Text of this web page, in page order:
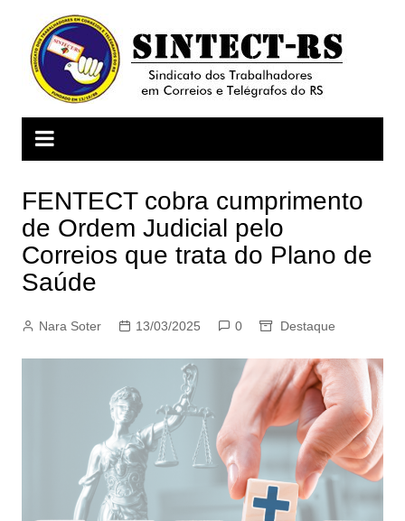
conteúdo
FENTECT cobra cumprimento
de Ordem Judicial pelo
Correios que trata do Plano de
Saúde
Nara Soter 13/03/2025 0 Destaque